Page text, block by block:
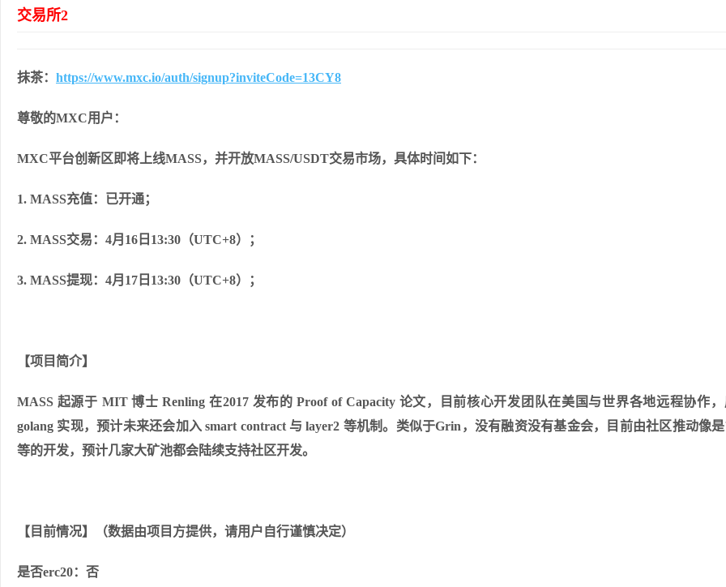
交易所2
抹茶： https://www.mxc.io/auth/signup?inviteCode=13CY8
尊敬的MXC用户：
MXC平台创新区即将上线MASS，并开放MASS/USDT交易市场，具体时间如下：
1. MASS充值：已开通；
2. MASS交易：4月16日13:30（UTC+8）；
3. MASS提现：4月17日13:30（UTC+8）；
【项目简介】
MASS 起源于 MIT 博士 Renling 在2017 发布的 Proof of Capacity 论文，目前核心开发团队在美国与世界各地远程协作
golang 实现，预计未来还会加入 smart contract 与 layer2 等机制。类似于Grin，没有融资没有基金会，目前由社区推动像
等的开发，预计几家大矿池都会陆续支持社区开发。
【目前情况】 （数据由项目方提供，请用户自行谨慎决定）
是否erc20：否